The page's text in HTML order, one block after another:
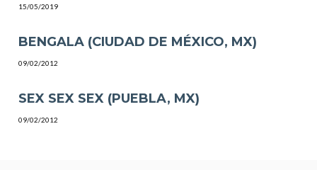
15/05/2019
BENGALA (CIUDAD DE MÉXICO, MX)
09/02/2012
SEX SEX SEX (PUEBLA, MX)
09/02/2012